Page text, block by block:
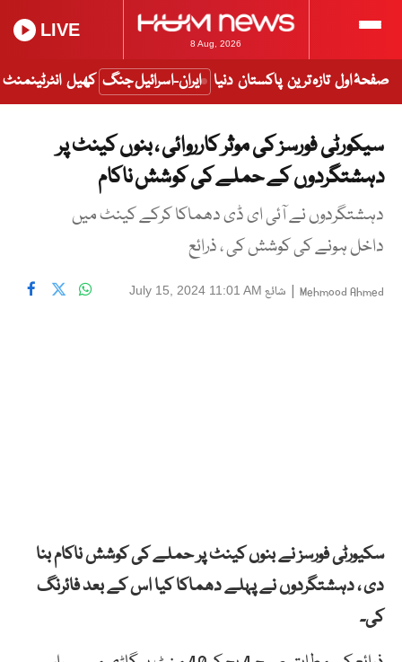
8 Aug, 2026
LIVE
صفحۂ اول تازہ ترین پاکستان دنیا ایران-اسرائیل جنگ کھیل انٹرٹینمنٹ
سیکورٹی فورسز کی موثر کارروائی ، بنوں کینٹ پر
دہشتگردوں کے حملے کی کوشش ناکام
دہشتگردوں نے آئی ای ڈی دھماکا کرکے کینٹ میں
داخل ہونے کی کوشش کی ، ذرائع
Mehmood Ahmed
| شائع July 15, 2024 11:01 AM
سکیورٹی فورسزنے بنوں کینٹ پر حملے کی کوشش ناکام بنا
دی ، دہشتگردوں نے پہلے دھماکا کیا اس کے بعد فائرنگ
کی۔